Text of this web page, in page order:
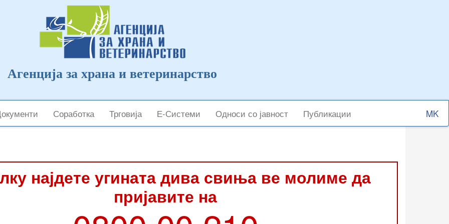
Агенција за храна и ветеринарство
Соработка Трговија Е-Системи Односи со јавност Публикации
Select
your
најдете угината дива свиња ве молиме да
пријавите на